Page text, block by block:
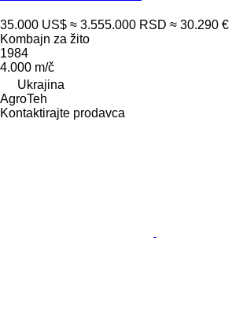
35.000 US$ ≈ 3.555.000 RSD ≈ 30.290 €
Kombajn za žito
1984
4.000 m/č
Ukrajina
AgroTeh
Kontaktirajte prodavca